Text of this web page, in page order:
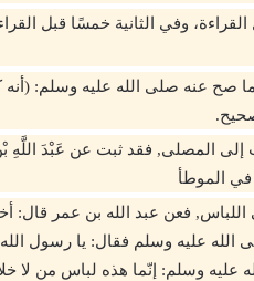
وفي الثانية خمسًا قبل
صح عنه صلى الله عليه وسلم: (أنه
إلى المصلى, فقد ثبت عن عَبْدَ اللَّهِ
في الموطأ
اللباس, فعن عبد الله بن عمر قال:
عليه وسلم فقال: يا رسول الله
عليه وسلم: إنّما هذه لباس من لا